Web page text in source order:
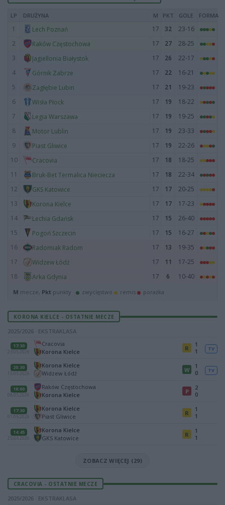
LP DRUŻYNA M PKT GOLE FORMA
1 Lech Poznań 17 32
23-16
2
Raków Częstochowa 17 27
28-25
3
Jagiellonia Białystok 17 26
22-17
4
Górnik Zabrze 17 22
16-21
5
Zagłębie Lubin 17 21
19-23
6
Wisła Płock 17 19
18-22
7
Legia Warszawa 17 19
19-25
8
Motor Lublin 17 19
23-33
9
Piast Gliwice 17 19
22-26
10
Cracovia 17 18
18-25
11
Bruk-Bet Termalica Nieciecza 17 18
22-34
12
GKS Katowice 17 17
20-25
13
Korona Kielce 17 17
17-23
14
Lechia Gdańsk 17 15
26-40
15
Pogoń Szczecin 17 15
16-27
16
Radomiak Radom 17 13
19-35
17
Widzew Łódź 17 11
17-25
18
Arka Gdynia 17 6 10-40
M mecze, Pkt punkty · zwycięstwo remis porażka
KORONA KIELCE - OSTATNIE MECZE
2025/2026 · EKSTRAKLASA
17:30
23.05.2026
Cracovia
Korona Kielce
R
1
1
TV
20:30
15.05.2026
Korona Kielce
Widzew Łódź
W
1
0
TV
18:00
08.05.2026
Raków Częstochowa
Korona Kielce
P
2
0
17:30
01.05.2026
Korona Kielce
Piast Gliwice
R
1
1
14:45
25.04.2026
Korona Kielce
GKS Katowice
R
1
1
ZOBACZ WIĘCEJ (29)
CRACOVIA - OSTATNIE MECZE
2025/2026 · EKSTRAKLASA